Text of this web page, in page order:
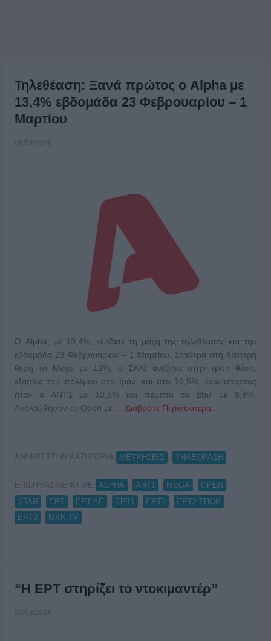
Τηλεθέαση: Ξανά πρώτος ο Alpha με
13,4% εβδομάδα 23 Φεβρουαρίου – 1
Μαρτίου
08/03/2026
Ο Alpha, με 13,4%, κέρδισε τη μάχη της τηλεθέασης και την
εβδομάδα 23 Φεβρουαρίου – 1 Μαρτίου. Σταθερά στη δεύτερη
θέση το Mega με 12%, ο ΣΚΑΪ ανέβηκε στην τρίτη θέση,
εξαιτίας του πολέμου στο Ιράν, και στο 10,5%, ενώ τέταρτος
ήταν ο ΑΝΤ1 με 10,5% και πέμπτο το Star με 8,8%.
Ακολούθησαν το Open με … Διαβάστε Περισσότερα...
ΑΝΗΚΕΙ ΣΤΗΝ ΚΑΤΗΓΟΡΙΑ: ΜΕΤΡΗΣΕΙΣ ΤΗΛΕΟΡΑΣΗ
ΕΠΙΣΗΜΑΣΜΕΝΟ ΜΕ: ALPHA ANT1 MEGA OPEN
STAR
ΕΡΤ ΕΡΤ ΑΕ ΕΡΤ1 ΕΡΤ2 ΕΡΤ2 ΣΠΟΡ
ΕΡΤ3
ΜΑΚ TV
“Η ΕΡΤ στηρίζει το ντοκιμαντέρ”
03/03/2026